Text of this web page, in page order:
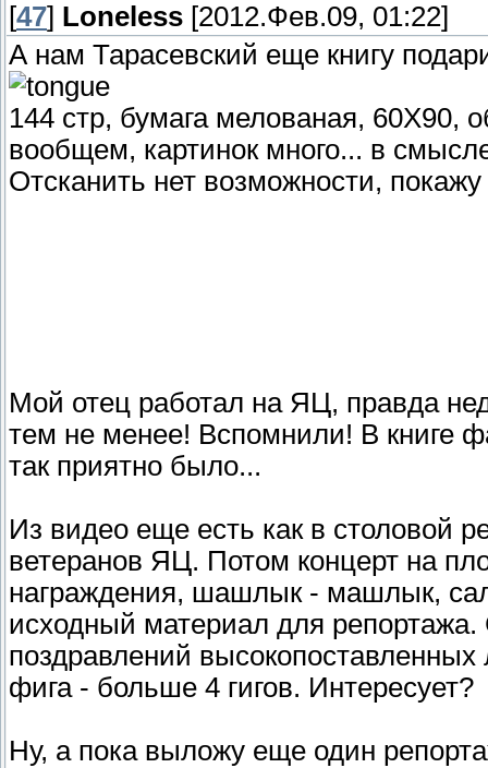
[47] Loneless [2012.Фев.09, 01:22]
А нам Тарасевский еще книгу
144 стр, бумага мелованая, 60Х90,
вообщем, картинок много... в
Отсканить нет возможности,
Мой отец работал на ЯЦ, правда
тем не менее! Вспомнили! В книге
так приятно было...
Из видео еще есть как в столовой
ветеранов ЯЦ. Потом концерт на
награждения, шашлык - машлык,
исходный материал для
поздравлений
фига - больше 4 гигов. Интересует?
Ну, а пока выложу еще один